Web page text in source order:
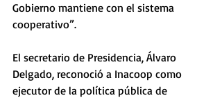
Gobierno mantiene con el sistema
cooperativo”.
El secretario de Presidencia, Álvaro
Delgado, reconoció a Inacoop como
ejecutor de la política pública de